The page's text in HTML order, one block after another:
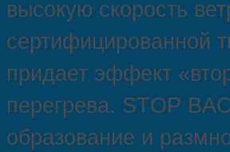
высокую скорость
сертифицированной
придает эффект
перегрева. STOP
образование и